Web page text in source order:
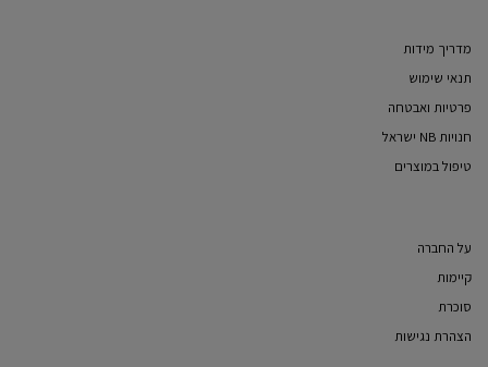
מדריך מידות
תנאי שימוש
פרטיות ואבטחה
חנויות NB ישראל
טיפול במוצרים
על החברה
קיימות
סוכרת
הצהרת נגישות